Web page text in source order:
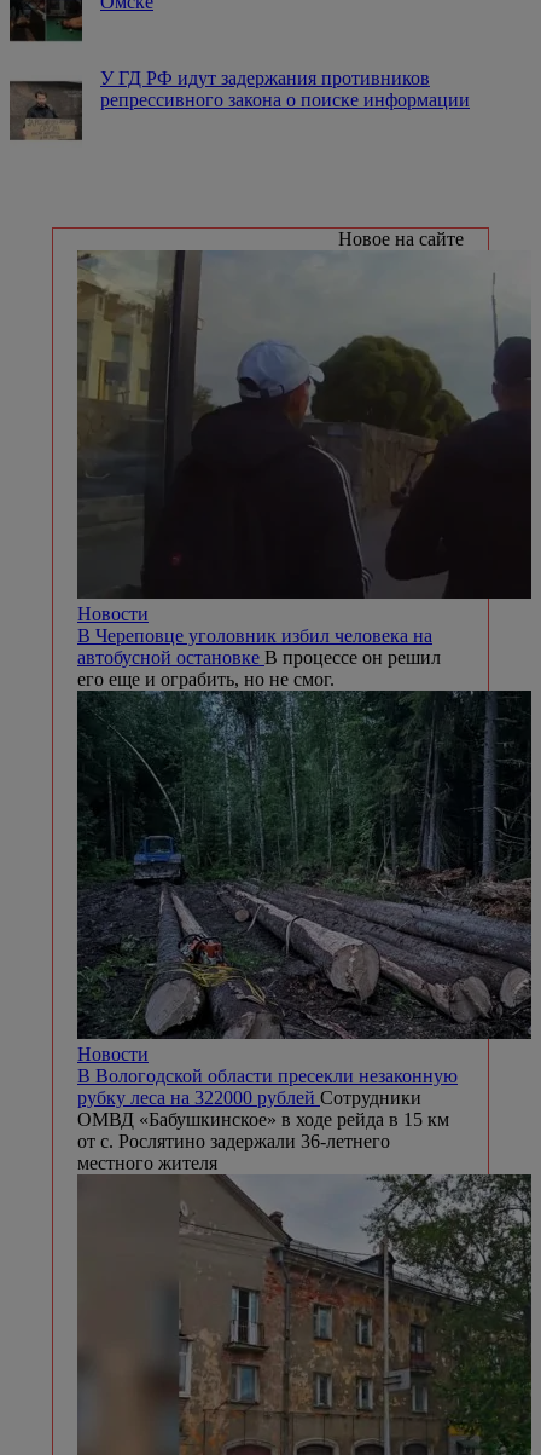
У ГД РФ идут задержания противников
репрессивного закона о поиске информации
Новое на сайте
Новости
В Череповце уголовник избил человека на
автобусной остановке В процессе он решил
его еще и ограбить, но не смог.
Новости
В Вологодской области пресекли незаконную
рубку леса на 322000 рублей Сотрудники
ОМВД «Бабушкинское» в ходе рейда в 15 км
от с. Рослятино задержали 36-летнего
местного жителя